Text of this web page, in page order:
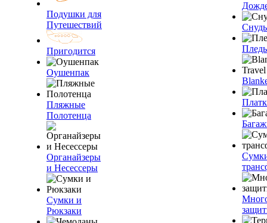
Подушки для
Путешествий
Пригодится
Оушенпак
Пляжные
Полотенца
Органайзеры
и Несессеры
Сумки и
Рюкзаки